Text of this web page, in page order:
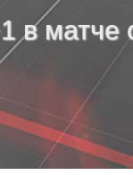
в матче